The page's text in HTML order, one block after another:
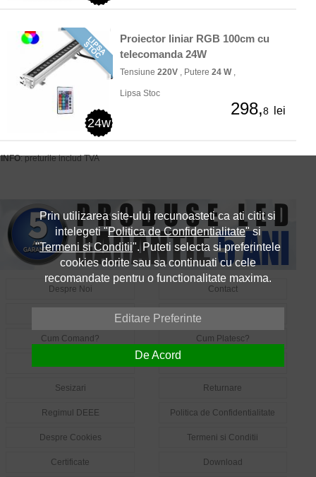
24w
Proiector liniar RGB 100cm cu
telecomanda 24W
Tensiune 220V , Putere 24 W,
Lipsa Stoc
298,8 lei
INFO: preturile includ TVA
Despre Noi Contact
Intrebari Frecvente LED
Cum Comand? Cum Platesc?
Sesizari Returnare
Regimul DEEE Politica de Confidentialitate
Despre Cookies Termeni si Conditii
Certificate Download
Prin utilizarea site-ului recunoasteti ca ati citit si
intelegeti "Politica de Confidentialitate" si
"Termeni si Conditii". Puteti selecta si preferintele
cookies dorite sau sa continuati cu cele
recomandate pentru o functionalitate maxima.
Editare Preferinte
De Acord